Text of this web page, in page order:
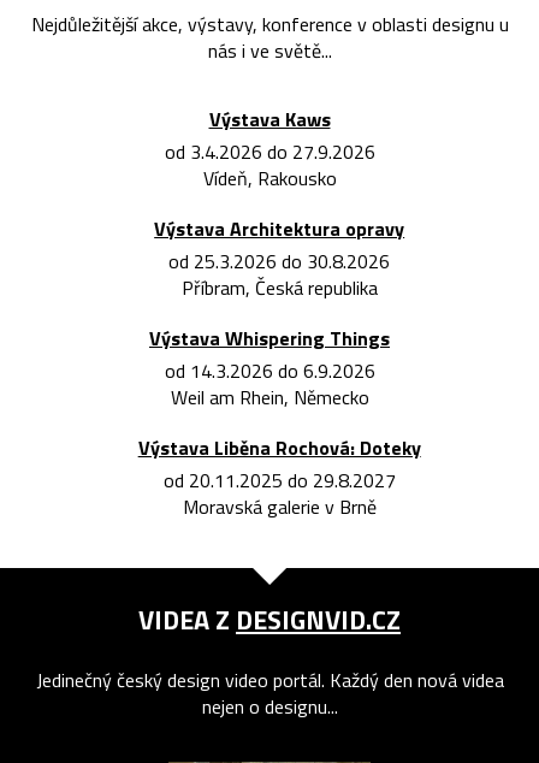
Nejdůležitější akce, výstavy, konference v oblasti designu u
nás i ve světě...
Výstava Kaws
od 3.4.2026 do 27.9.2026
Vídeň, Rakousko
Výstava Architektura opravy
od 25.3.2026 do 30.8.2026
Příbram, Česká republika
Výstava Whispering Things
od 14.3.2026 do 6.9.2026
Weil am Rhein, Německo
Výstava Liběna Rochová: Doteky
od 20.11.2025 do 29.8.2027
Moravská galerie v Brně
VIDEA Z DESIGNVID.CZ
Jedinečný český design video portál. Každý den nová videa
nejen o designu...